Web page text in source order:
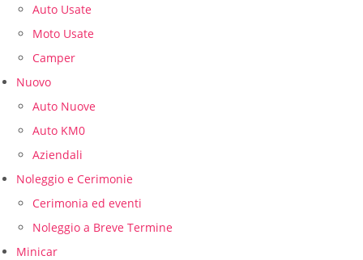
Auto Usate
Moto Usate
Camper
Nuovo
Auto Nuove
Auto KM0
Aziendali
Noleggio e Cerimonie
Cerimonia ed eventi
Noleggio a Breve Termine
Minicar